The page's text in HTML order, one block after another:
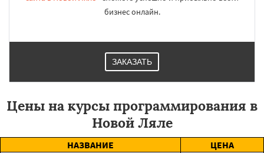
бизнес онлайн.
ЗАКАЗАТЬ
Цены на курсы программирования в
Новой Ляле
НАЗВАНИЕ
ЦЕНА